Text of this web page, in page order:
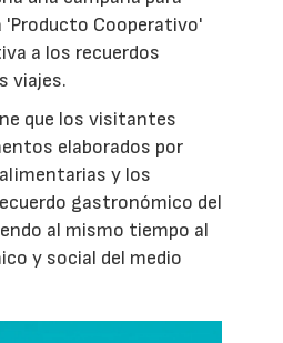
'Producto Cooperativo'
a los recuerdos
viajes.
que los visitantes
elaborados por
y los
gastronómico del
al mismo tiempo al
y social del medio